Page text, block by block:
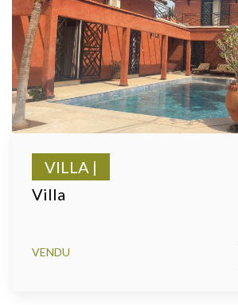
Villa
VILLA |
VENDU